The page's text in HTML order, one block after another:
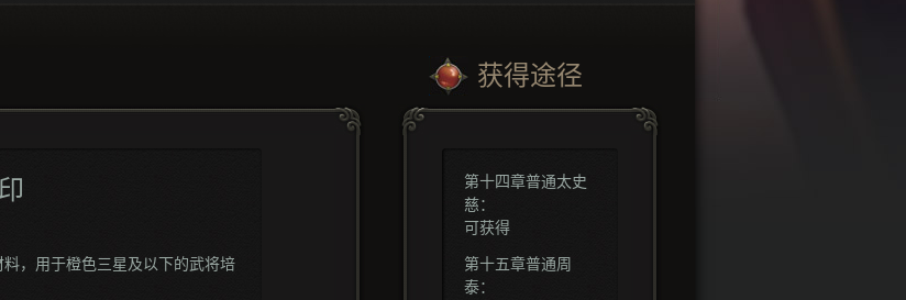
获得途径
，用于橙色三星及以下的武将培
第十四章普通太史
慈：
可获得
第十五章普通周
泰：